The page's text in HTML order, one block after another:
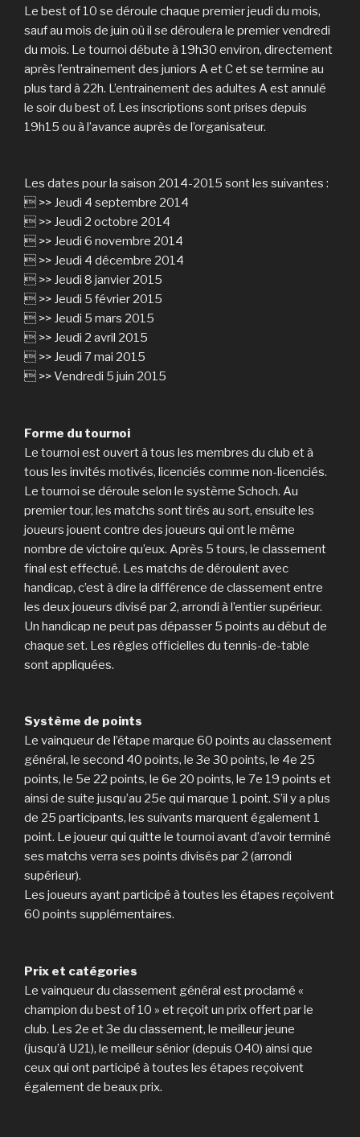
Le best of 10 se déroule chaque premier jeudi du mois,
sauf au mois de juin où il se déroulera le premier vendredi
du mois. Le tournoi débute à 19h30 environ, directement
après l’entrainement des juniors A et C et se termine au
plus tard à 22h. L’entrainement des adultes A est annulé
le soir du best of. Les inscriptions sont prises depuis
19h15 ou à l’avance auprès de l’organisateur.
Les dates pour la saison 2014-2015 sont les suivantes :
 >> Jeudi 4 septembre 2014
 >> Jeudi 2 octobre 2014
 >> Jeudi 6 novembre 2014
 >> Jeudi 4 décembre 2014
 >> Jeudi 8 janvier 2015
 >> Jeudi 5 février 2015
 >> Jeudi 5 mars 2015
 >> Jeudi 2 avril 2015
 >> Jeudi 7 mai 2015
 >> Vendredi 5 juin 2015
Forme du tournoi
Le tournoi est ouvert à tous les membres du club et à
tous les invités motivés, licenciés comme non-licenciés.
Le tournoi se déroule selon le système Schoch. Au
premier tour, les matchs sont tirés au sort, ensuite les
joueurs jouent contre des joueurs qui ont le même
nombre de victoire qu’eux. Après 5 tours, le classement
final est effectué. Les matchs de déroulent avec
handicap, c’est à dire la différence de classement entre
les deux joueurs divisé par 2, arrondi à l’entier supérieur.
Un handicap ne peut pas dépasser 5 points au début de
chaque set. Les règles officielles du tennis-de-table
sont appliquées.
Système de points
Le vainqueur de l’étape marque 60 points au classement
général, le second 40 points, le 3e 30 points, le 4e 25
points, le 5e 22 points, le 6e 20 points, le 7e 19 points et
ainsi de suite jusqu’au 25e qui marque 1 point. S’il y a plus
de 25 participants, les suivants marquent également 1
point. Le joueur qui quitte le tournoi avant d’avoir terminé
ses matchs verra ses points divisés par 2 (arrondi
supérieur).
Les joueurs ayant participé à toutes les étapes reçoivent
60 points supplémentaires.
Prix et catégories
Le vainqueur du classement général est proclamé «
champion du best of 10 » et reçoit un prix offert par le
club. Les 2e et 3e du classement, le meilleur jeune
(jusqu’à U21), le meilleur sénior (depuis O40) ainsi que
ceux qui ont participé à toutes les étapes reçoivent
également de beaux prix.